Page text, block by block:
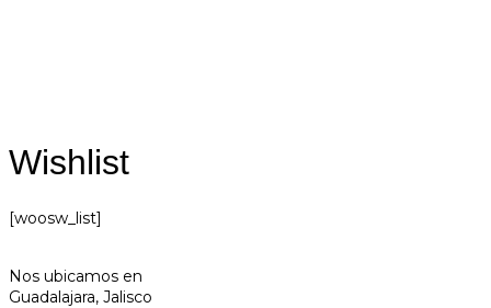
Wishlist
[woosw_list]
Nos ubicamos en
Guadalajara, Jalisco